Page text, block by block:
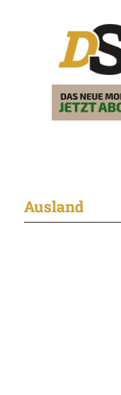
Ausland